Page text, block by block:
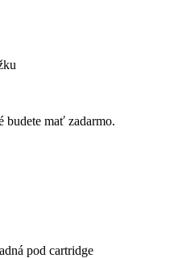
budete mať zadarmo.
pod cartridge